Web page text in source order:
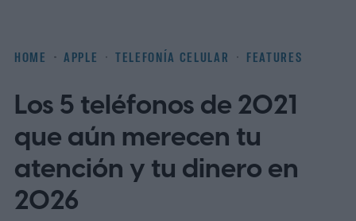
HOME APPLE TELEFONÍA CELULAR FEATURES
Los 5 teléfonos de 2021
que aún merecen tu
atención y tu dinero en
2026